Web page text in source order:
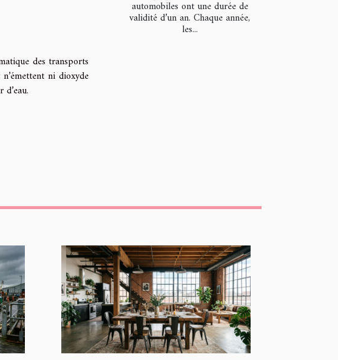
des transports
ni dioxyde
automobiles ont une durée de
validité d’un an. Chaque année,
les...